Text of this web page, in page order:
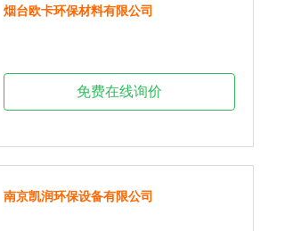
烟台欧卡环保材料有限公司
免费在线询价
南京凯润环保设备有限公司